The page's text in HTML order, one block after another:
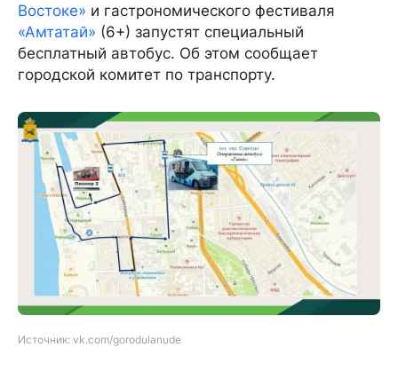
Востоке» и гастрономического фестиваля
«Амтатай» (6+) запустят специальный
бесплатный автобус. Об этом сообщает
городской комитет по транспорту.
Источник: vk.com/gorodulanude